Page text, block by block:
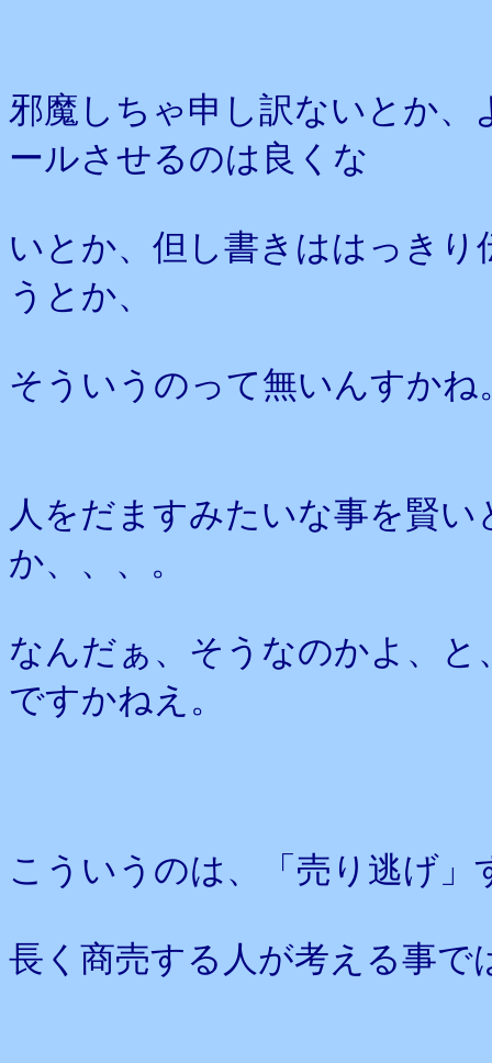
邪魔しちゃ申し訳ないとか
ールさせるのは良くな
いとか、但し書きははっき
うとか、
そういうのって無いんすかね
人をだますみたいな事を賢
か、、、。
なんだぁ、そうなのかよ、
ですかねえ。
こういうのは、「売り逃げ
長く商売する人が考える事